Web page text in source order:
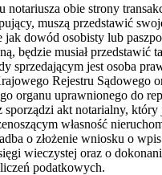
notariusza obie strony
muszą przedstawić
jak dowód osobisty lub
będzie musiał przedstawić
sprzedającym jest osoba
Rejestru Sądowego
organu uprawnionego do
sporządzi akt notarialny,
własność
o złożenie wniosku o
wieczystej oraz o
podatkowych.